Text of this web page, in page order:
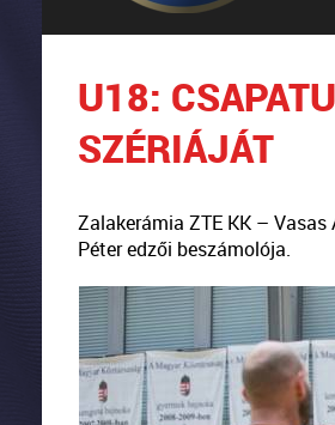
U18:
SZÉRIÁJÁT
Zalakerámia ZTE KK –
Péter edzői beszámolója.